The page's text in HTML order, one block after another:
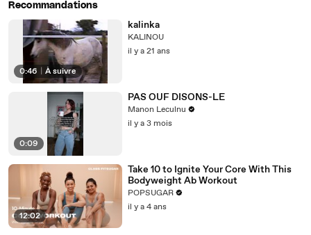
Recommandations
0:46 À suivre
kalinka
KALINOU
il y a 21 ans
0:09
PAS OUF DISONS-LE
Manon Leculnu
il y a 3 mois
12:02
Take 10 to Ignite Your Core With This
Bodyweight Ab Workout
POPSUGAR
il y a 4 ans